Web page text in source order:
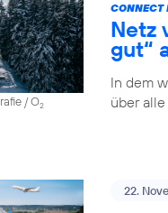
/ O2
CONNECT
Netz
gut“
In dem
über
22.